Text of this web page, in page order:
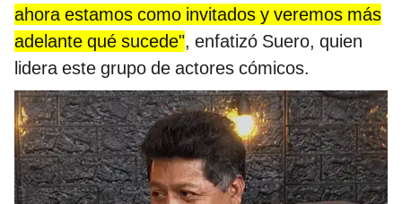
ahora estamos como invitados y veremos más
adelante qué sucede", enfatizó Suero, quien
lidera este grupo de actores cómicos.